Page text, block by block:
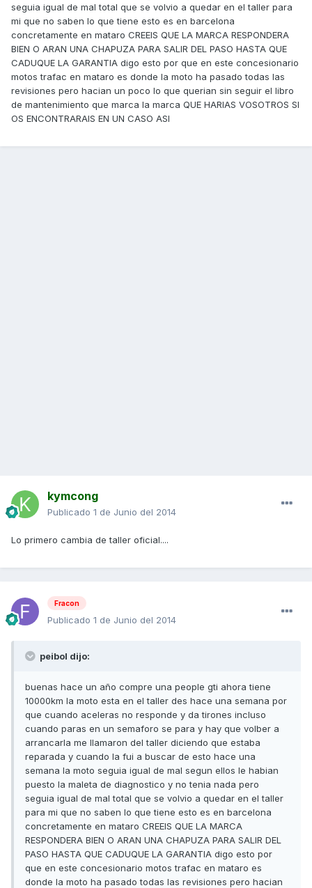
seguia igual de mal total que se volvio a quedar en el taller para
mi que no saben lo que tiene esto es en barcelona
concretamente en mataro CREEIS QUE LA MARCA RESPONDERA
BIEN O ARAN UNA CHAPUZA PARA SALIR DEL PASO HASTA QUE
CADUQUE LA GARANTIA digo esto por que en este concesionario
motos trafac en mataro es donde la moto ha pasado todas las
revisiones pero hacian un poco lo que querian sin seguir el libro
de mantenimiento que marca la marca QUE HARIAS VOSOTROS SI
OS ENCONTRARAIS EN UN CASO ASI
kymcong
Publicado 1 de Junio del 2014
Lo primero cambia de taller oficial....
Fracon
Publicado 1 de Junio del 2014
peibol dijo:
buenas hace un año compre una people gti ahora tiene
10000km la moto esta en el taller des hace una semana por
que cuando aceleras no responde y da tirones incluso
cuando paras en un semaforo se para y hay que volber a
arrancarla me llamaron del taller diciendo que estaba
reparada y cuando la fui a buscar de esto hace una
semana la moto seguia igual de mal segun ellos le habian
puesto la maleta de diagnostico y no tenia nada pero
seguia igual de mal total que se volvio a quedar en el taller
para mi que no saben lo que tiene esto es en barcelona
concretamente en mataro CREEIS QUE LA MARCA
RESPONDERA BIEN O ARAN UNA CHAPUZA PARA SALIR DEL
PASO HASTA QUE CADUQUE LA GARANTIA digo esto por
que en este concesionario motos trafac en mataro es
donde la moto ha pasado todas las revisiones pero hacian